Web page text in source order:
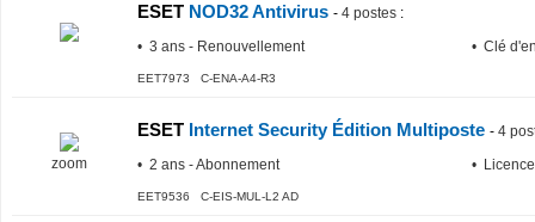
ESET NOD32 Antivirus - 4 postes :
• 3 ans - Renouvellement
• Clé
EET7973 C-ENA-A4-R3
zoom
ESET Internet Security Édition Multiposte - 4
• 2 ans - Abonnement
•
EET9536 C-EIS-MUL-L2 AD